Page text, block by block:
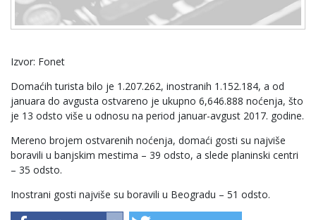
Izvor: Fonet
Domaćih turista bilo je 1.207.262, inostranih 1.152.184, a od
januara do avgusta ostvareno je ukupno 6,646.888 noćenja, što
je 13 odsto više u odnosu na period januar-avgust 2017. godine.
Mereno brojem ostvarenih noćenja, domaći gosti su najviše
boravili u banjskim mestima – 39 odsto, a slede planinski centri
– 35 odsto.
Inostrani gosti najviše su boravili u Beogradu – 51 odsto.